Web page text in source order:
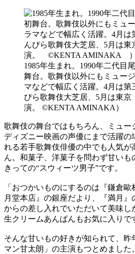
1985年生まれ。1990年二代目
舞台。歌舞伎以外にもミュー
マなどで幅広く活躍。4月は第
ぴら歌舞伎大芝居、5月は東京
演。 ©KENTA AMINAKA）
歌舞伎の舞台ではもちろん、ミュー
ディズニー映画の声優にまで活躍の
れる若手歌舞伎俳優の中でも人気が
ん。和菓子、洋菓子を問わず甘いも
きっての“スウィーツ男子”です。
「おつかいものにするのは『鎌倉
月堂本店』の銀座だより、『満月
からの差し入れでいただいて美味し
生クリームあんぱんもお気に入りで
そんな甘いもの好きが知られて、昨
マン甘太朗」の主演もつとめまし